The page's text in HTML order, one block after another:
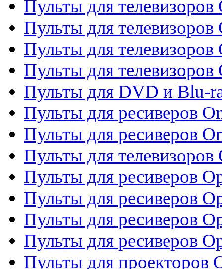
Пульты для телевизоров
Пульты для телевизоров
Пульты для телевизоров
Пульты для телевизоров
Пульты для DVD и Blu-
Пульты для ресиверов
Пульты для ресиверов
Пульты для телевизоров
Пульты для ресиверов
Пульты для ресиверов
Пульты для ресиверов
Пульты для ресиверов
Пульты для проекторов